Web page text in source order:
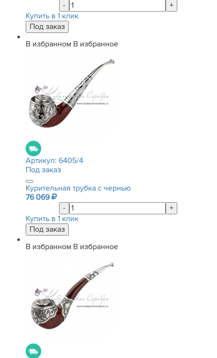
-
+
Купить в 1 клик
В избранном В избранное
Артикул: 6405/4
Под заказ
Курительная трубка с чернью
76 069
-
+
Купить в 1 клик
В избранном В избранное